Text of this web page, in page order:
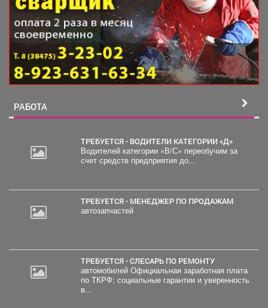
РАБОТА
ТРЕБУЕТСЯ - ВОДИТЕЛИ КАТЕГОРИИ «Д»
Водителей категории «В/С» переобучим за
счет средств предприятия до...
ТРЕБУЕТСЯ - МЕНЕДЖЕР ПО ПРОДАЖАМ
автозапчастей
ТРЕБУЕТСЯ - СЛЕСАРЬ ПО РЕМОНТУ
автомобилей Официальная заработная плата
по ТКРФ; социальные гарантии и уверенность
в...